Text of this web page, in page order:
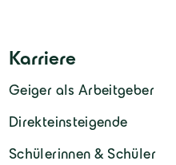
Karriere
Geiger als Arbeitgeber
Direkteinsteigende
Schülerinnen & Schüler